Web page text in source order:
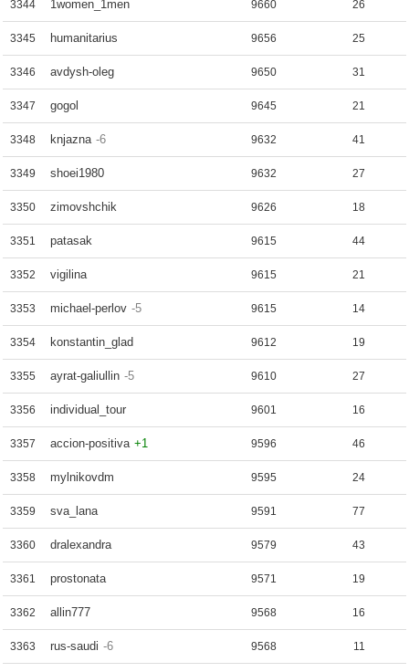
3344 1women_1men 9660 26
3345 humanitarius 9656 25
3346 avdysh-oleg 9650 31
3347 gogol 9645 21
3348 knjazna -6 9632 41
3349 shoei1980 9632 27
3350 zimovshchik 9626 18
3351 patasak 9615 44
3352 vigilina 9615 21
3353 michael-perlov -5 9615 14
3354 konstantin_glad 9612 19
3355 ayrat-galiullin -5 9610 27
3356 individual_tour 9601 16
3357 accion-positiva +1 9596 46
3358 mylnikovdm 9595 24
3359 sva_lana 9591 77
3360 dralexandra 9579 43
3361 prostonata 9571 19
3362 allin777 9568 16
3363 rus-saudi -6 9568 11